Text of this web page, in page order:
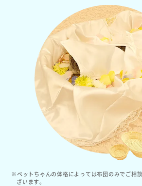
※ペットちゃんの体格によっては布団のみでご相
ざいます。